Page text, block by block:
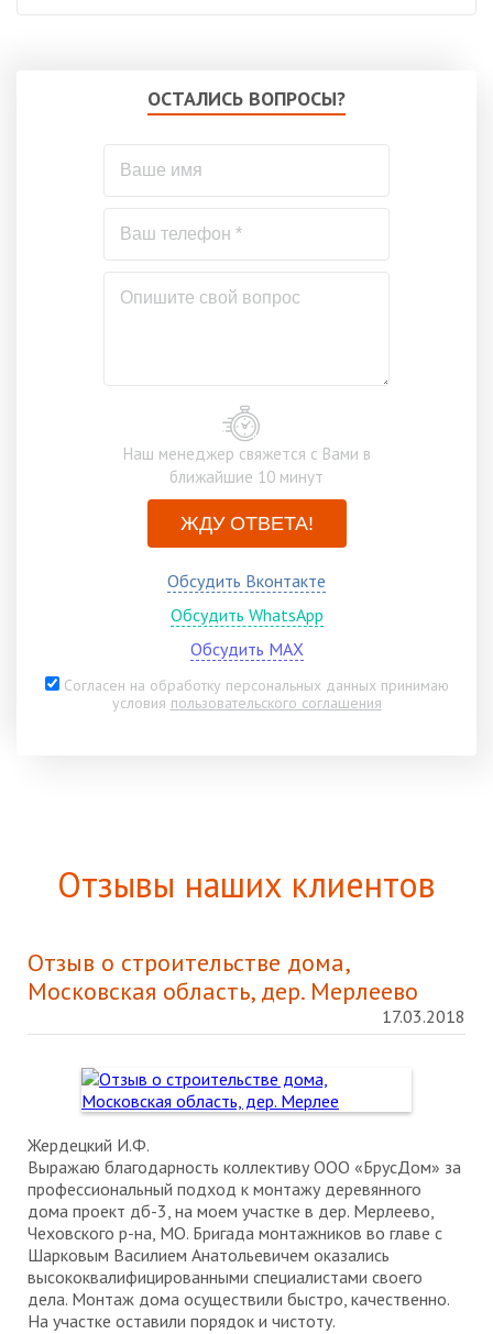
ОСТАЛИСЬ ВОПРОСЫ?
Наш менеджер свяжется с Вами в
ближайшие 10 минут
ЖДУ ОТВЕТА!
Обсудить Вконтакте
Обсудить WhatsApp
Обсудить MAX
Согласен на обработку персональных данных принимаю
условия пользовательского соглашения
Отзывы наших клиентов
Отзыв о строительстве дома,
Московская область, дер. Мерлеево
17.03.2018
Жердецкий И.Ф.
Выражаю благодарность коллективу ООО «БрусДом» за
профессиональный подход к монтажу деревянного
дома проект дб-3, на моем участке в дер. Мерлеево,
Чеховского р-на, МО. Бригада монтажников во главе с
Шарковым Василием Анатольевичем оказались
высококвалифицированными специалистами своего
дела. Монтаж дома осуществили быстро, качественно.
На участке оставили порядок и чистоту.